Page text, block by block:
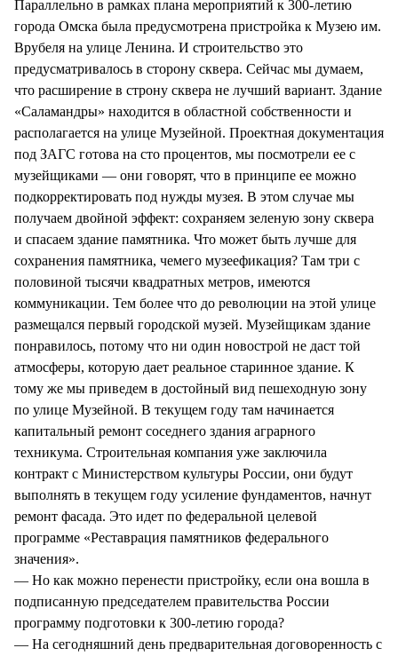
Параллельно в рамках плана мероприятий к 300-летию
города Омска была предусмотрена пристройка к Музею им.
Врубеля на улице Ленина. И строительство это
предусматривалось в сторону сквера. Сейчас мы думаем,
что расширение в строну сквера не лучший вариант. Здание
«Саламандры» находится в областной собственности и
располагается на улице Музейной. Проектная документация
под ЗАГС готова на сто процентов, мы посмотрели ее с
музейщиками — они говорят, что в принципе ее можно
подкорректировать под нужды музея. В этом случае мы
получаем двойной эффект: сохраняем зеленую зону сквера
и спасаем здание памятника. Что может быть лучше для
сохранения памятника, чемего музеефикация? Там три с
половиной тысячи квадратных метров, имеются
коммуникации. Тем более что до революции на этой улице
размещался первый городской музей. Музейщикам здание
понравилось, потому что ни один новострой не даст той
атмосферы, которую дает реальное старинное здание. К
тому же мы приведем в достойный вид пешеходную зону
по улице Музейной. В текущем году там начинается
капитальный ремонт соседнего здания аграрного
техникума. Строительная компания уже заключила
контракт с Министерством культуры России, они будут
выполнять в текущем году усиление фундаментов, начнут
ремонт фасада. Это идет по федеральной целевой
программе «Реставрация памятников федерального
значения».
— Но как можно перенести пристройку, если она вошла в
подписанную председателем правительства России
программу подготовки к 300-летию города?
— На сегодняшний день предварительная договоренность с